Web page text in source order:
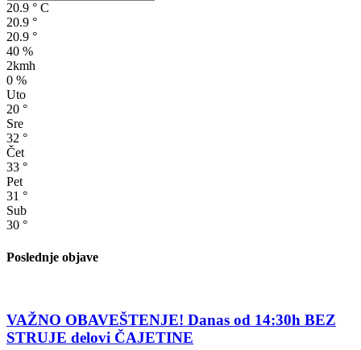
20.9 ° C
20.9 °
20.9 °
40 %
2kmh
0 %
Uto
20 °
Sre
32 °
Čet
33 °
Pet
31 °
Sub
30 °
Poslednje objave
VAŽNO OBAVEŠTENJE! Danas od 14:30h BEZ
STRUJE delovi ČAJETINE